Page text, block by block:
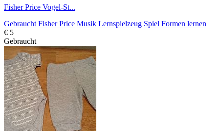
Fisher Price Vogel-St...
Gebraucht Fisher Price Musik Lernspielzeug Spiel Formen lernen
€ 5
Gebraucht